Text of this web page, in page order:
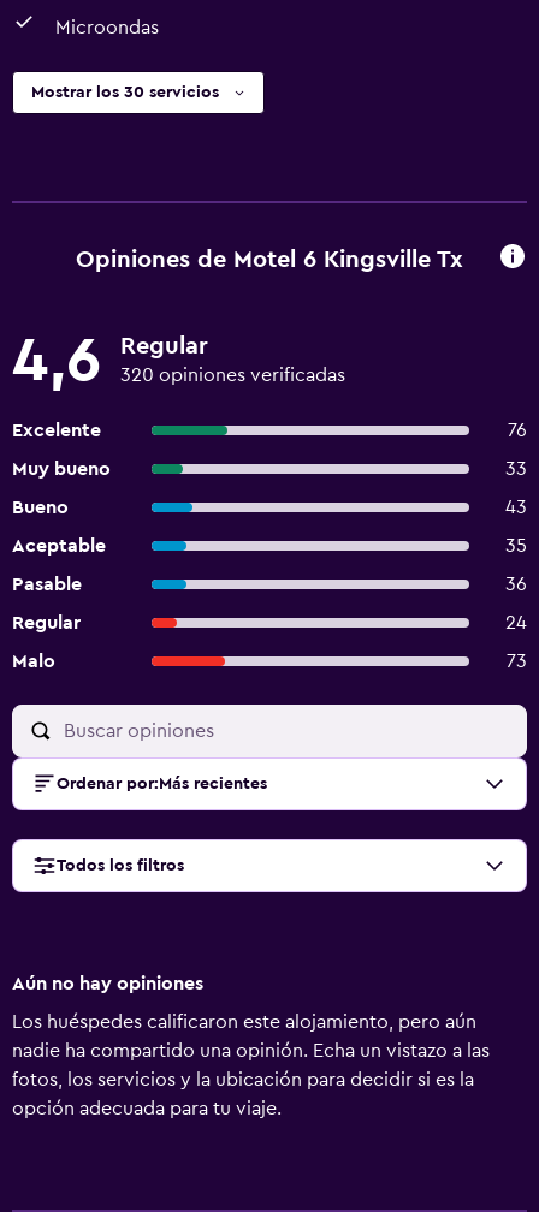
Microondas
Mostrar los 30 servicios
Opiniones de Motel 6 Kingsville Tx
4,6 Regular
320 opiniones verificadas
Excelente
76
Muy bueno
33
Bueno
43
Aceptable
35
Pasable
36
Regular
24
Malo
73
Ordenar por: Más recientes
Todos los filtros
Aún no hay opiniones
Los huéspedes calificaron este alojamiento, pero aún
nadie ha compartido una opinión. Echa un vistazo a las
fotos, los servicios y la ubicación para decidir si es la
opción adecuada para tu viaje.